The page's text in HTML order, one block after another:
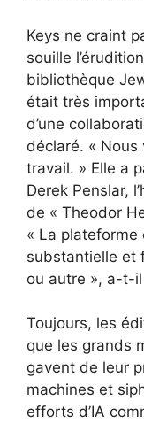
Keys ne craint
souille
bibliothèque
était très
d’une
déclaré. «
travail. » Elle a
Derek Penslar,
de « Theodor
« La plateforme
substantielle et
ou autre », a-t-
Toujours, les
que les grands
gavent de leur
machines et
efforts d’IA